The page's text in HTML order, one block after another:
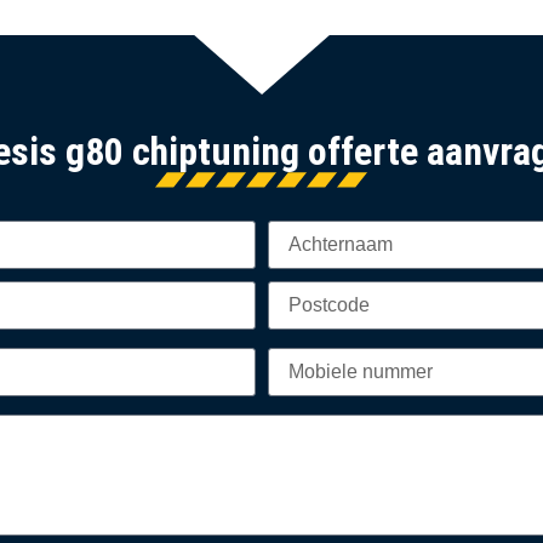
g80 chiptuning offerte